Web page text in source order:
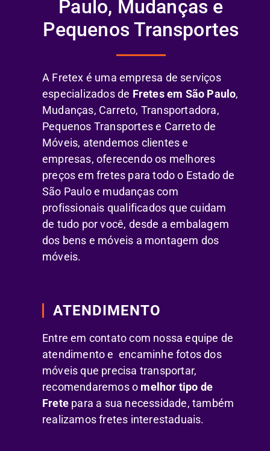
Paulo, Mudanças e
Pequenos Transportes
A Fretex é uma empresa de serviços
especializados de Fretes em São Paulo,
Mudanças, Carreto, Transportadora,
Pequenos Transportes e Carreto de
Móveis, atendemos clientes e
empresas, oferecendo os melhores
preços em fretes para todo o Estado de
São Paulo e mudanças com
profissionais qualificados que cuidam
de tudo por você, desde a embalagem
dos bens e móveis a montagem dos
móveis.
ATENDIMENTO
Entre em contato com nossa equipe de
atendimento e encaminhe fotos dos
móveis que precisa transportar,
recomendaremos o melhor tipo de
Frete para a sua necessidade, também
realizamos fretes interestaduais.